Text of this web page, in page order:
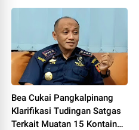
Bea Cukai Pangkalpinang
Klarifikasi Tudingan Satgas
Terkait Muatan 15 Kontainer